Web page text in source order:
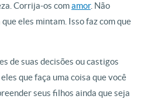
Corrija-os comamor. Não
eles mintam. Isso faz com que
de suas decisões ou castigos
que faça uma coisa que você
seus filhos ainda que seja